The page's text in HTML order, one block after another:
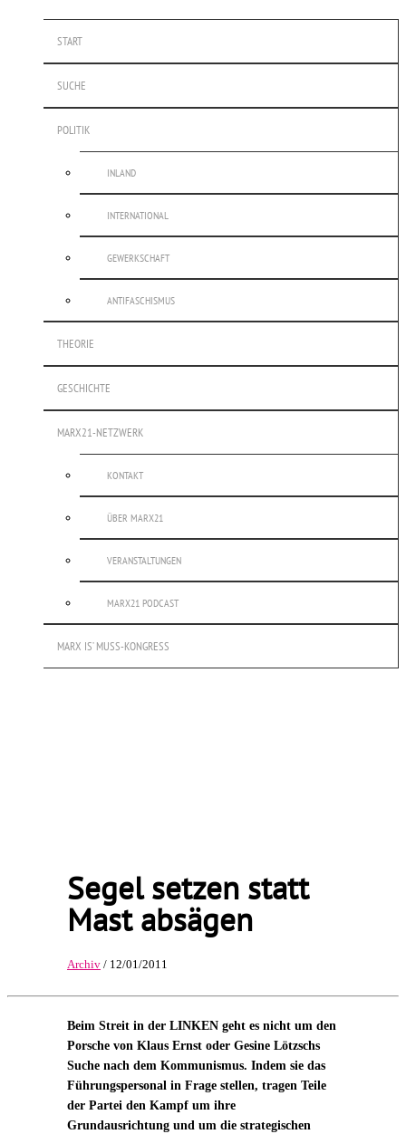
START
SUCHE
POLITIK
INLAND
INTERNATIONAL
GEWERKSCHAFT
ANTIFASCHISMUS
THEORIE
GESCHICHTE
MARX21-NETZWERK
KONTAKT
ÜBER MARX21
VERANSTALTUNGEN
MARX21 PODCAST
MARX IS’ MUSS-KONGRESS
Segel setzen statt
Mast absägen
Archiv / 12/01/2011
Beim Streit in der LINKEN geht es nicht um den
Porsche von Klaus Ernst oder Gesine Lötzschs
Suche nach dem Kommunismus. Indem sie das
Führungspersonal in Frage stellen, tragen Teile
der Partei den Kampf um ihre
Grundausrichtung und um die strategischen